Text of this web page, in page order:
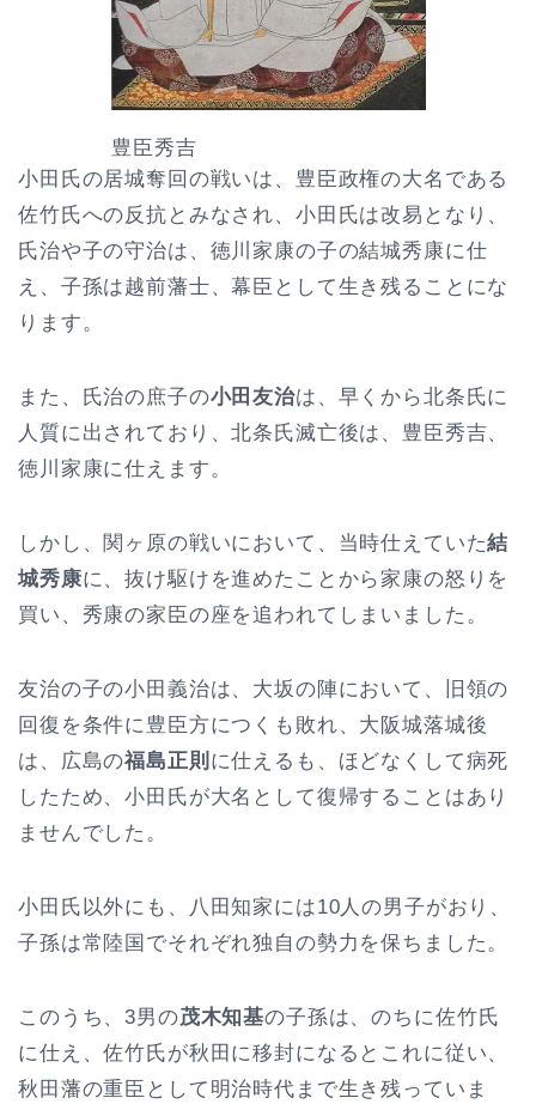
豊臣秀吉
小田氏の居城奪回の戦いは、豊臣政権の大名である
佐竹氏への反抗とみなされ、小田氏は改易となり、
氏治や子の守治は、徳川家康の子の結城秀康に仕
え、子孫は越前藩士、幕臣として生き残ることにな
ります。
また、氏治の庶子の小田友治は、早くから北条氏に
人質に出されており、北条氏滅亡後は、豊臣秀吉、
徳川家康に仕えます。
しかし、関ヶ原の戦いにおいて、当時仕えていた結
城秀康に、抜け駆けを進めたことから家康の怒りを
買い、秀康の家臣の座を追われてしまいました。
友治の子の小田義治は、大坂の陣において、旧領の
回復を条件に豊臣方につくも敗れ、大阪城落城後
は、広島の福島正則 に仕えるも、ほどなくして病死
したため、小田氏が大名として復帰することはあり
ませんでした。
小田氏以外にも、八田知家には10人の男子がおり、
子孫は常陸国でそれぞれ独自の勢力を保ちました。
このうち、3男の茂木知基の子孫は、のちに佐竹氏
に仕え、佐竹氏が秋田に移封になるとこれに従い、
秋田藩の重臣として明治時代まで生き残っていま